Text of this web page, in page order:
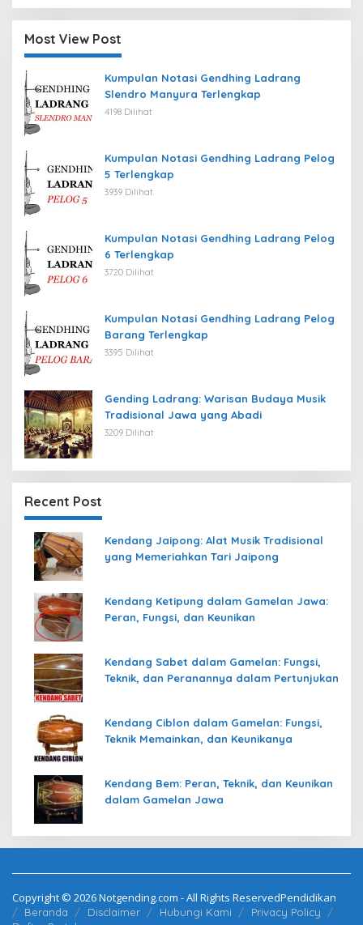
Most View Post
Kumpulan Notasi Gendhing Ladrang
Slendro Manyura Terlengkap
4198 Dilihat
Kumpulan Notasi Gendhing Ladrang Pelog
5 Terlengkap
3939 Dilihat
Kumpulan Notasi Gendhing Ladrang Pelog
6 Terlengkap
3720 Dilihat
Kumpulan Notasi Gendhing Ladrang Pelog
Barang Terlengkap
3395 Dilihat
Gending Ladrang: Warisan Budaya Musik
Tradisional Jawa yang Abadi
3209 Dilihat
Recent Post
Kendang Jaipong: Alat Musik Tradisional
yang Memeriahkan Tari Jaipong
Kendang Ketipung dalam Gamelan Jawa:
Peran, Fungsi, dan Keunikan
Kendang Sabet dalam Gamelan: Fungsi,
Teknik, dan Peranannya dalam Pertunjukan
Kendang Ciblon dalam Gamelan: Fungsi,
Teknik Memainkan, dan Keunikanya
Kendang Bem: Peran, Teknik, dan Keunikan
dalam Gamelan Jawa
Copyright © 2026 Notgending.com - All Rights ReservedPendidikan
Beranda Disclaimer Hubungi Kami
Privacy Policy